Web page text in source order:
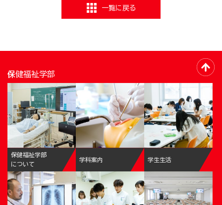
一覧に戻る
保健福祉学部
保健福祉学部
について
学科案内 学生生活